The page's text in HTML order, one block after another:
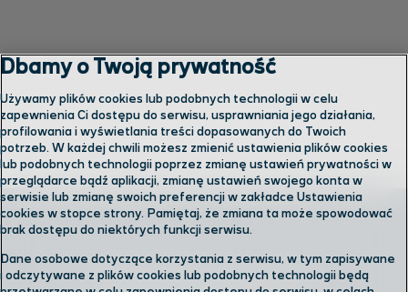
Skontaktuj się z nami
Dbamy o Twoją prywatność
Używamy plików cookies lub podobnych technologii w celu
zapewnienia Ci dostępu do serwisu, usprawniania jego działania,
profilowania i wyświetlania treści dopasowanych do Twoich
potrzeb. W każdej chwili możesz zmienić ustawienia plików cookies
lub podobnych technologii poprzez zmianę ustawień prywatności w
przeglądarce bądź aplikacji, zmianę ustawień swojego konta w
serwisie lub zmianę swoich preferencji w zakładce Ustawienia
cookies w stopce strony. Pamiętaj, że zmiana ta może spowodować
brak dostępu do niektórych funkcji serwisu.
Dane osobowe dotyczące korzystania z serwisu, w tym zapisywane
i odczytywane z plików cookies lub podobnych technologii będą